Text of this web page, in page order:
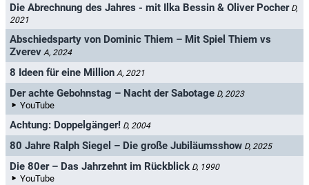
Die Abrechnung des Jahres - mit Ilka Bessin & Oliver Pocher D,
2021
Abschiedsparty von Dominic Thiem – Mit Spiel Thiem vs
Zverev A, 2024
8 Ideen für eine Million A, 2021
Der achte Gebohnstag – Nacht der Sabotage D, 2023
YouTube
Achtung: Doppelgänger! D, 2004
80 Jahre Ralph Siegel – Die große Jubiläumsshow D, 2025
Die 80er – Das Jahrzehnt im Rückblick D, 1990
YouTube